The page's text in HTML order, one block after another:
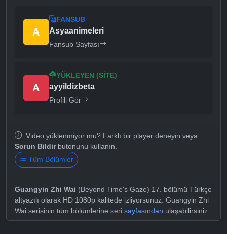
A
FANSUB
Asyaanimeleri
Fansub Sayfası
A
YÜKLEYEN (SITE)
ayyildizbeta
Profili Gör
Video yüklenmiyor mu? Farklı bir player deneyin veya
Sorun Bildirbutonunu kullanın.
Tüm Bölümler
Guangyin Zhi Wai (Beyond Time's Gaze) 17. bölümü Türkçe
altyazılı olarak HD 1080p kalitede izliyorsunuz. Guangyin Zhi
Wai serisinin tüm bölümlerine seri sayfasından ulaşabilirsiniz.